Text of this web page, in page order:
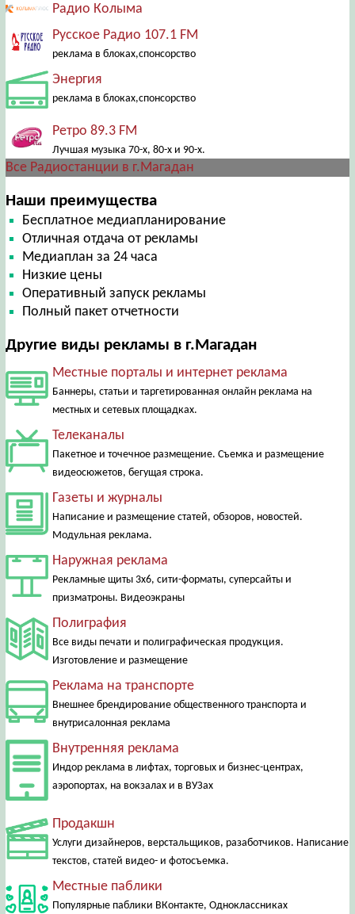
Радио Колыма
Русское Радио 107.1 FM
реклама в блоках,спонсорство
Энергия
реклама в блоках,спонсорство
Ретро 89.3 FM
Лучшая музыка 70-х, 80-х и 90-х.
Все Радиостанции в г.Магадан
Наши преимущества
Бесплатное медиапланирование
Отличная отдача от рекламы
Медиаплан за 24 часа
Низкие цены
Оперативный запуск рекламы
Полный пакет отчетности
Другие виды рекламы в г.Магадан
Местные порталы и интернет реклама
Баннеры, статьи и таргетированная онлайн реклама на
местных и сетевых площадках.
Телеканалы
Пакетное и точечное размещение. Съемка и размещение
видеосюжетов, бегущая строка.
Газеты и журналы
Написание и размещение статей, обзоров, новостей.
Модульная реклама.
Наружная реклама
Рекламные щиты 3х6, сити-форматы, суперсайты и
призматроны. Видеоэкраны
Полиграфия
Все виды печати и полиграфическая продукция.
Изготовление и размещение
Реклама на транспорте
Внешнее брендирование общественного транспорта и
внутрисалонная реклама
Внутренняя реклама
Индор реклама в лифтах, торговых и бизнес-центрах,
аэропортах, на вокзалах и в ВУЗах
Продакшн
Услуги дизайнеров, верстальщиков, разаботчиков. Написание
текстов, статей видео- и фотосъемка.
Местные паблики
Популярные паблики ВКонтакте, Одноклассниках